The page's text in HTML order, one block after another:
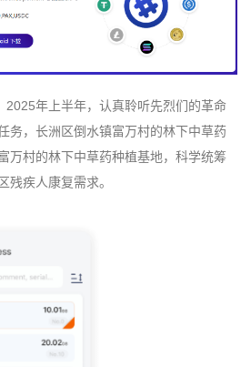
2025年上半年，认真聆听先烈们的革命
务，长洲区倒水镇富万村的林下中草药
万村的林下中草药种植基地，科学统筹
残疾人康复需求。